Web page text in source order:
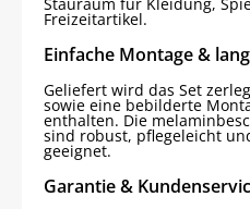
Freizeitartikel.
Einfache Montage &
Geliefert wird das Set
sowie eine bebilderte
enthalten. Die
sind robust, pflegeleicht
geeignet.
Garantie &